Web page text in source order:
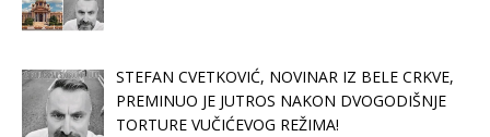
STEFAN CVETKOVIĆ, NOVINAR IZ BELE CRKVE,
PREMINUO JE JUTROS NAKON DVOGODIŠNJE
TORTURE VUČIĆEVOG REŽIMA!